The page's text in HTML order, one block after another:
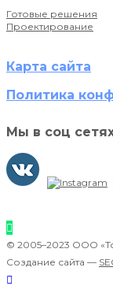
Готовые решения
Проектирование
Карта сайта
Политика
Мы в соц
© 2005–2023 ООО
Создание сайта —